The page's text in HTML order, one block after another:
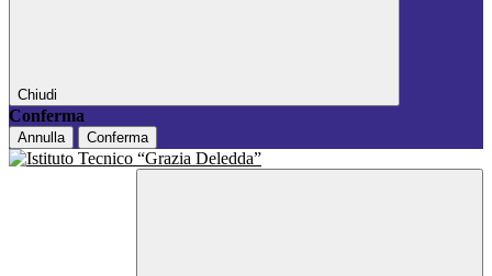
Chiudi
Conferma
Annulla Conferma